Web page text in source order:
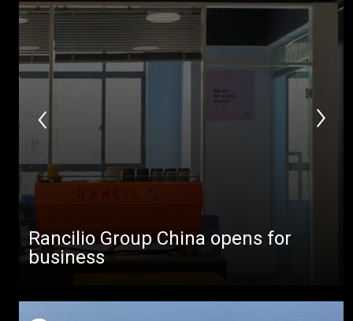
Rancilio Group China opens for
business